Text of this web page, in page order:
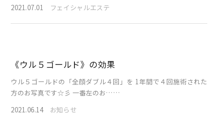
2021.07.01
フェイシャルエステ
《ウル５ゴールド》の効果
ウル５ゴールドの「全顔ダブル４回」を 1年間で４回施術された
方のお写真です☆彡 一番左のお……
2021.06.14
お知らせ